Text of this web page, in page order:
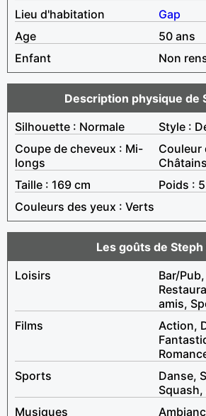
Lieu d'habitation
Gap
Age
50 ans
Enfant
Non
Description physique de
Silhouette : Normale
Style :
Coupe de cheveux : Mi-
longs
Couleur
Châtains
Taille : 169 cm
Poids :
Couleurs des yeux : Verts
Les goûts de
Loisirs
Bar/
amis,
Films
Action,
Sports
Danse,
Musiques